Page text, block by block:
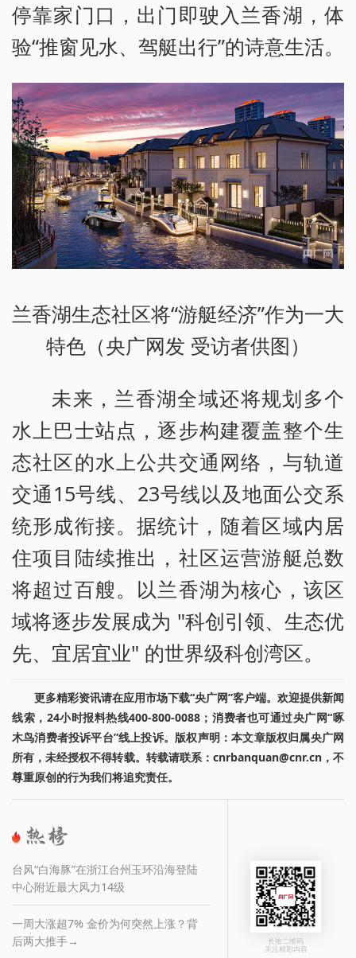
停靠家门口，出门即驶入兰香湖，体
验“推窗见水、驾艇出行”的诗意生活。
兰香湖生态社区将“游艇经济”作为一大
特色（央广网发 受访者供图）
未来，兰香湖全域还将规划多个
水上巴士站点，逐步构建覆盖整个生
态社区的水上公共交通网络，与轨道
交通15号线、23号线以及地面公交系
统形成衔接。据统计，随着区域内居
住项目陆续推出，社区运营游艇总数
将超过百艘。以兰香湖为核心，该区
域将逐步发展成为 "科创引领、生态优
先、宜居宜业" 的世界级科创湾区。
更多精彩资讯请在应用市场下载“央广网”客户端。欢迎提供新闻
线索，24小时报料热线400-800-0088；消费者也可通过央广网“啄
木鸟消费者投诉平台”线上投诉。版权声明：本文章版权归属央广网
所有，未经授权不得转载。转载请联系：cnrbanquan@cnr.cn，不
尊重原创的行为我们将追究责任。
台风“白海豚”在浙江台州玉环沿海登陆
中心附近最大风力14级
一周大涨超7% 金价为何突然上涨？背
后两大推手→
长按二维码
关注精彩内容